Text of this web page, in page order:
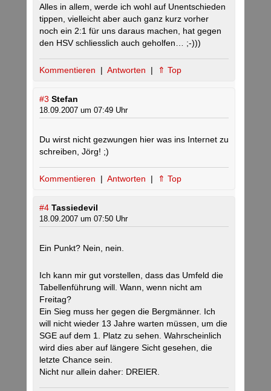
Alles in allem, werde ich wohl auf Unentschieden
tippen, vielleicht aber auch ganz kurz vorher
noch ein 2:1 für uns daraus machen, hat gegen
den HSV schliesslich auch geholfen… ;-)))
Kommentieren | Antworten | ⇑ Top
#3 Stefan
18.09.2007 um 07:49 Uhr
Du wirst nicht gezwungen hier was ins Internet zu
schreiben, Jörg! ;)
Kommentieren | Antworten | ⇑ Top
#4 Tassiedevil
18.09.2007 um 07:50 Uhr
Ein Punkt? Nein, nein.
Ich kann mir gut vorstellen, dass das Umfeld die
Tabellenführung will. Wann, wenn nicht am
Freitag?
Ein Sieg muss her gegen die Bergmänner. Ich
will nicht wieder 13 Jahre warten müssen, um die
SGE auf dem 1. Platz zu sehen. Wahrscheinlich
wird dies aber auf längere Sicht gesehen, die
letzte Chance sein.
Nicht nur allein daher: DREIER.